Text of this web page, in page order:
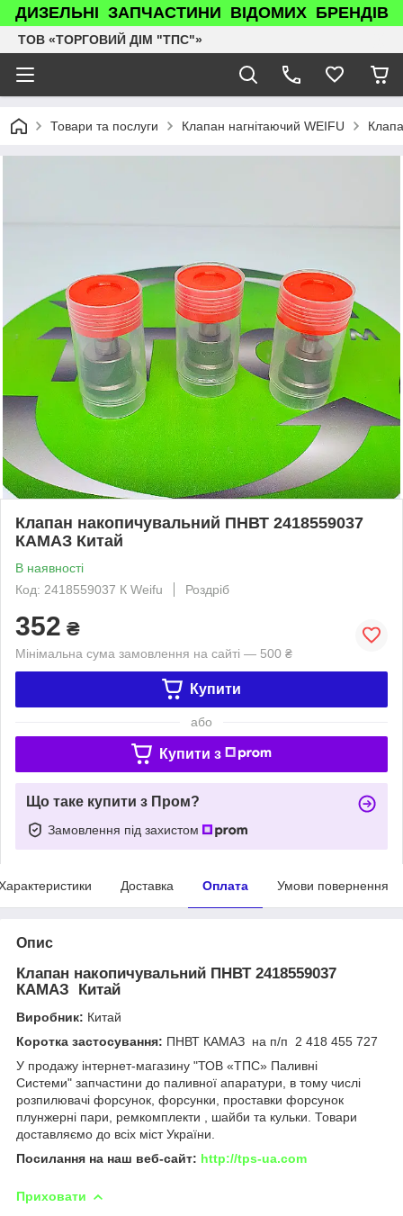
ДИЗЕЛЬНІ ЗАПЧАСТИНИ ВІДОМИХ БРЕНДІВ
ТОВ «ТОРГОВИЙ ДІМ "ТПС"»
Товари та послуги Клапан нагнітаючий WEIFU
Клапан накопичувальний ПНВТ 2418559037
КАМАЗ Китай
В наявності
Код: 2418559037 К Weifu
Роздріб
352 ₴
Мінімальна сума замовлення на сайті — 500 ₴
Купити
або
Купити з
Що таке купити з Пром?
Замовлення під захистом
Доставка Оплата Умови повернення
Опис
Клапан накопичувальний ПНВТ 2418559037
КАМАЗ Китай
Виробник: Китай
Коротка застосування: ПНВТ КАМАЗ на п/п 2 418 455 727
У продажу інтернет-магазину "ТОВ «ТПС» Паливні
Системи" запчастини до паливної апаратури, в тому числі
розпилювачі форсунок, форсунки, проставки форсунок
плунжерні пари, ремкомплекти , шайби та кульки. Товари
доставляємо до всіх міст України.
Посилання на наш веб-сайт: http://tps-ua.com
Приховати